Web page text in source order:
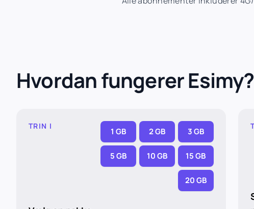
Hvordan fungerer Esimy?
TRIN I
1 GB 2 GB 3 GB
5 GB 10 GB 15 GB
20 GB